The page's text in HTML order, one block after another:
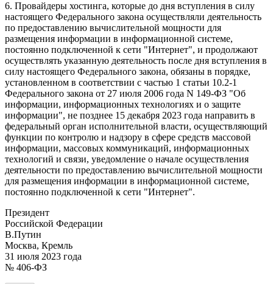
6. Провайдеры хостинга, которые до дня вступления в силу
настоящего Федерального закона осуществляли деятельность
по предоставлению вычислительной мощности для
размещения информации в информационной системе,
постоянно подключенной к сети "Интернет", и продолжают
осуществлять указанную деятельность после дня вступления в
силу настоящего Федерального закона, обязаны в порядке,
установленном в соответствии с частью 1 статьи 10.2-1
Федерального закона от 27 июля 2006 года N 149-ФЗ "Об
информации, информационных технологиях и о защите
информации", не позднее 15 декабря 2023 года направить в
федеральный орган исполнительной власти, осуществляющий
функции по контролю и надзору в сфере средств массовой
информации, массовых коммуникаций, информационных
технологий и связи, уведомление о начале осуществления
деятельности по предоставлению вычислительной мощности
для размещения информации в информационной системе,
постоянно подключенной к сети "Интернет".
Президент
Российской Федерации
В.Путин
Москва, Кремль
31 июля 2023 года
№ 406-ФЗ